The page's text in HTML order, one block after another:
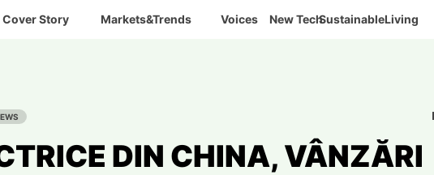
Cover Story Markets&Trends Voices New TechSustainableLiving
DIN CHINA, VÂNZĂRI